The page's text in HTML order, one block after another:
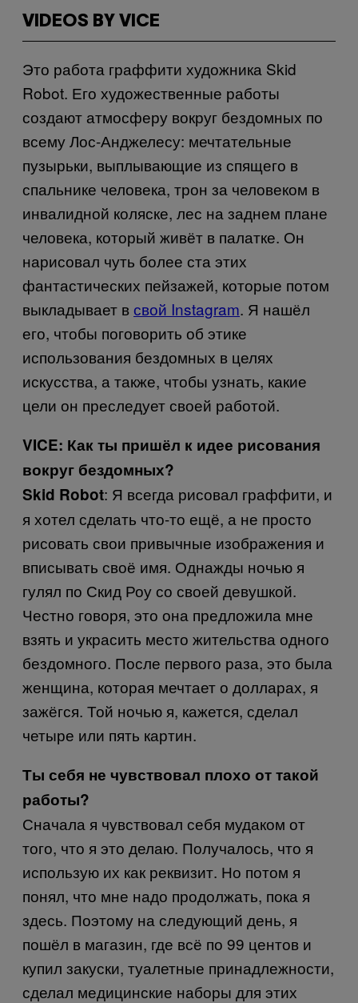
VIDEOS BY VICE
Это работа граффити художника Skid
Robot. Его художественные работы
создают атмосферу вокруг бездомных по
всему Лос-Анджелесу: мечтательные
пузырьки, выплывающие из спящего в
спальнике человека, трон за человеком в
инвалидной коляске, лес на заднем плане
человека, который живёт в палатке. Он
нарисовал чуть более ста этих
фантастических пейзажей, которые потом
выкладывает в свой Instagram. Я нашёл
его, чтобы поговорить об этике
использования бездомных в целях
искусства, а также, чтобы узнать, какие
цели он преследует своей работой.
VICE: Как ты пришёл к идее рисования
вокруг бездомных?
Skid Robot: Я всегда рисовал граффити, и
я хотел сделать что-то ещё, а не просто
рисовать свои привычные изображения и
вписывать своё имя. Однажды ночью я
гулял по Скид Роу со своей девушкой.
Честно говоря, это она предложила мне
взять и украсить место жительства одного
бездомного. После первого раза, это была
женщина, которая мечтает о долларах, я
зажёгся. Той ночью я, кажется, сделал
четыре или пять картин.
Ты себя не чувствовал плохо от такой
работы?
Сначала я чувствовал себя мудаком от
того, что я это делаю. Получалось, что я
использую их как реквизит. Но потом я
понял, что мне надо продолжать, пока я
здесь. Поэтому на следующий день, я
пошёл в магазин, где всё по 99 центов и
купил закуски, туалетные принадлежности,
сделал медицинские наборы для этих